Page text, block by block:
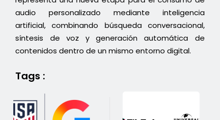
audio personalizado mediante inteligencia
artificial, combinando búsqueda conversacional,
síntesis de voz y generación automática de
contenidos dentro de un mismo entorno digital.
Tags :